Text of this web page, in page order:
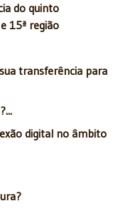
do quinto
15ª região
transferência para
digital no âmbito